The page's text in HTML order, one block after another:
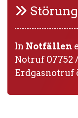
In Notfällen
Notruf 07752 /
Erdgasnotruf